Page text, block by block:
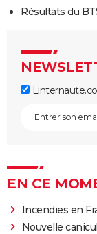
Résultats du
EN CE
Incendies en
Nouvelle